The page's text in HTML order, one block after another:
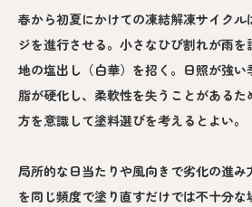
春から初夏にかけての凍結解凍サイクル
ジを進行させる。小さなひび割れが雨
地の塩出し（白華）を招く。日照が強
脂が硬化し、柔軟性を失うことがある
方を意識して塗料選びを考えるとよい。
局所的な日当たりや風向きで劣化の進
を同じ頻度で塗り直すだけでは不十分